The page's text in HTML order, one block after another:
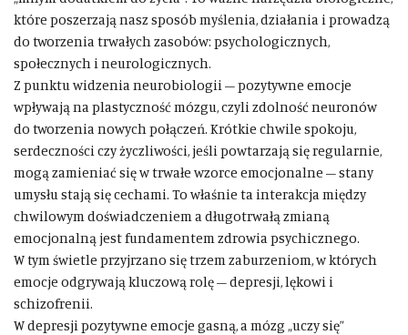
które poszerzają nasz sposób myślenia, działania i prowadzą
do tworzenia trwałych zasobów: psychologicznych,
społecznych i neurologicznych.
Z punktu widzenia neurobiologii – pozytywne emocje
wpływają na plastyczność mózgu, czyli zdolność neuronów
do tworzenia nowych połączeń. Krótkie chwile spokoju,
serdeczności czy życzliwości, jeśli powtarzają się regularnie,
mogą zamieniać się w trwałe wzorce emocjonalne – stany
umysłu stają się cechami. To właśnie ta interakcja między
chwilowym doświadczeniem a długotrwałą zmianą
emocjonalną jest fundamentem zdrowia psychicznego.
W tym świetle przyjrzano się trzem zaburzeniom, w których
emocje odgrywają kluczową rolę – depresji, lękowi i
schizofrenii.
W depresji pozytywne emocje gasną, a mózg „uczy się”